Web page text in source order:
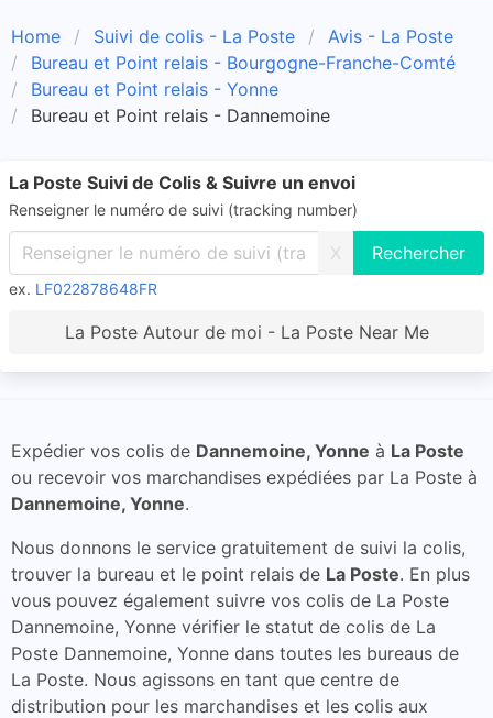
Home Suivi de colis - La Poste
Avis - La Poste
Bureau et Point relais - Bourgogne-Franche-Comté
Bureau et Point relais - Yonne
Bureau et Point relais - Dannemoine
La Poste Suivi de Colis & Suivre un envoi
Renseigner le numéro de suivi (tracking number)
X
ex. LF022878648FR
La Poste Autour de moi - La Poste Near Me
Expédier vos colis de Dannemoine, Yonne à La Poste
ou recevoir vos marchandises expédiées par La Poste à
Dannemoine, Yonne.
Nous donnons le service gratuitement de suivi la colis,
trouver la bureau et le point relais de La Poste. En plus
vous pouvez également suivre vos colis de La Poste
Dannemoine, Yonne vérifier le statut de colis de La
Poste Dannemoine, Yonne dans toutes les bureaus de
La Poste. Nous agissons en tant que centre de
distribution pour les marchandises et les colis aux